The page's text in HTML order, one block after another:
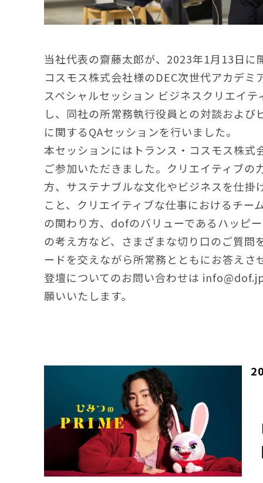
当社代表の齋藤太郎が、2023年1月13日に
コスモス株式会社様のDEC次世代アカデ
スペシャルセッション ビジネスクリエイ
し、同社の所常務執行役員との対談およ
に関するQAセッションを行いました。
本セッションにはトランス・コスモス株式
ご参加いただきました。クリエイティブの
方、サステナブルな文化やビジネスを仕掛
こと、クリエイティブな仕事におけるチー
の関わり方、dofのバリューであるハッピ
の考え方など、さまざまな切り口のご質
ードを交えながら所常務とともにお答えさ
登壇についてのお問い合わせは
願いいたします。